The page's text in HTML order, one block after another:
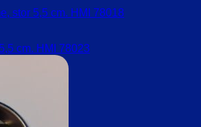
stor 5,5 cm. HMI 78018